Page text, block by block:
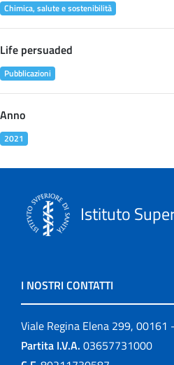
Chimica, salute e sostenibilità
Life persuaded
Pubblicazioni
Anno
2021
Istituto
I NOSTRI CONTATTI
Viale Regina Elena 299, 00161
Partita I.V.A. 03657731000